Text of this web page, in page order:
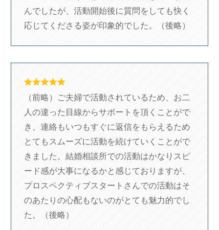
んでしたが、活動開始後に質問をしても快く
応じてくださる姿が印象的でした。（後略）
（前略）ご夫婦で活動されているため、お二
人の違った目線からサポートを頂くことがで
き、連絡もいつもすぐに返信をもらえるため
とてもスムーズに活動を続けていくことがで
きました。結婚相談所での活動はかなりスピ
ード感が大事になるかと感じておりますが、
プロスペクティブスタートさんでの活動はそ
のあたりの心配もないのがとても魅力的でし
た。（後略）